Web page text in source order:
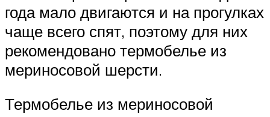
года мало двигаются и на прогулках
чаще всего спят, поэтому для них
рекомендовано термобелье из
мериносовой шерсти.
Термобелье из мериносовой